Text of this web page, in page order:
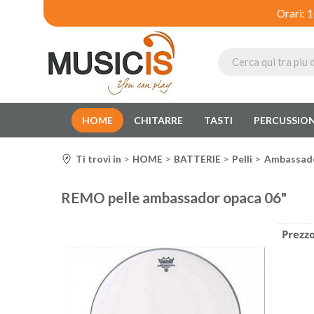
Orari:
HOME CHITARRE TASTI
Ti trovi in HOME BATTERIE Pelli
REMO pelle ambassador opaca 06"